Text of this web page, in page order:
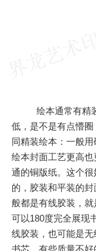
绘本通常有精
低，是不是有点懵
同精装绘本：一般
绘本封面工艺更高
通的铜版纸。这个
的，胶装和平装的
般都是有线胶装，
可以180度完全展现
线胶装，也可能是